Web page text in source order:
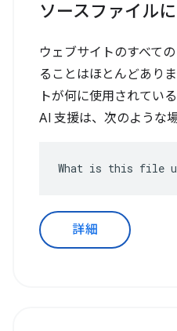
ソースファイル
ウェブサイトのすべて
ることはほとんどあり
トが何に使用されてい
AI 支援は、次のような
What is this file
詳細